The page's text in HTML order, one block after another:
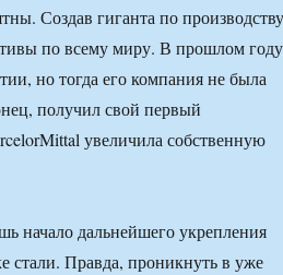
Создав гиганта по производству
по всему миру. В прошлом году
но тогда его компания не была
получил свой первый
увеличила собственную
начало дальнейшего укрепления
стали. Правда, проникнуть в уже